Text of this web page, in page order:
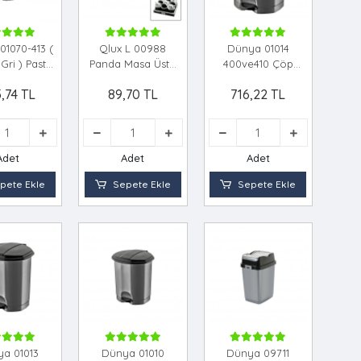
413 (
) Pastel
) Çöp
)*6=k
TL
Ekle
Qlux L 00988
Panda Masa Üstü
89,70 TL
Adet
Sepete Ekle
Dünya 01014
400ve410 Çöp
716,22 TL
Adet
Sepete Ekle
01013
Dünya 01010
Dünya 09711